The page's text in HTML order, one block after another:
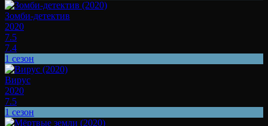
Зомби-детектив
2020
7.5
7.4
1 сезон
Вирус
2020
7.5
1 сезон